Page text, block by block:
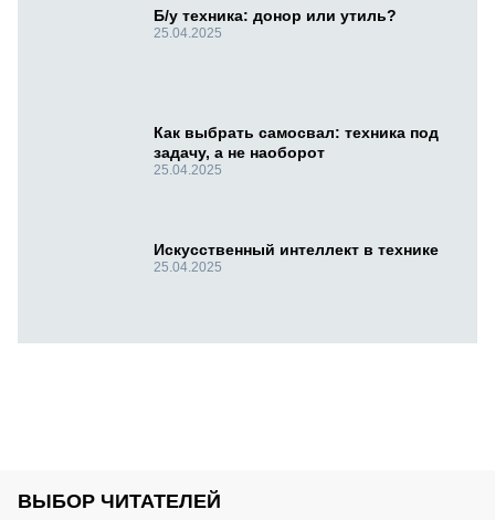
Б/у техника: донор или утиль?
25.04.2025
Как выбрать самосвал: техника под
задачу, а не наоборот
25.04.2025
Искусственный интеллект в технике
25.04.2025
ВЫБОР ЧИТАТЕЛЕЙ